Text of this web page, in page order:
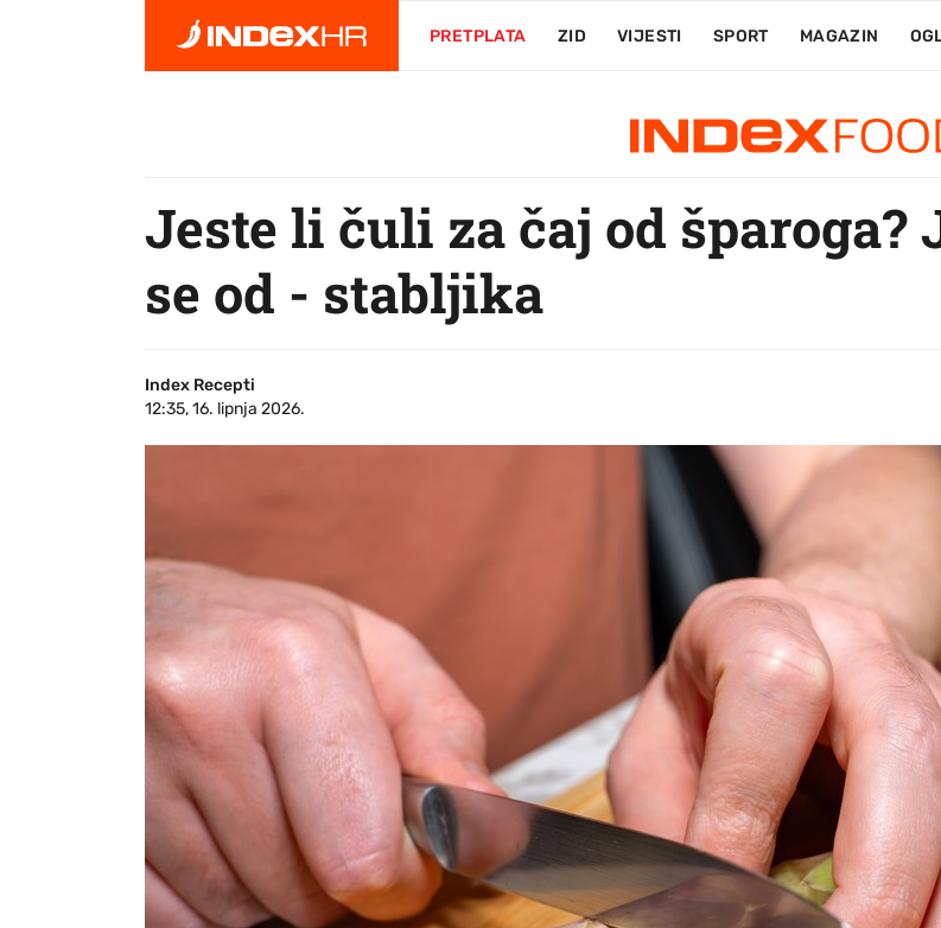
PRETPLATA ZID VIJESTI SPORT MAGAZIN
Jeste li čuli za čaj od šparoga?
se od - stabljika
Index Recepti
12:35, 16. lipnja 2026.